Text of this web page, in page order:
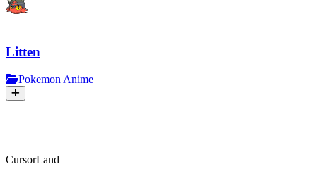
Litten
Pokemon Anime
CursorLand